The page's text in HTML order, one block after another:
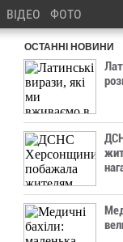
ВІДЕО ФОТО
ОСТАННІ НОВИНИ